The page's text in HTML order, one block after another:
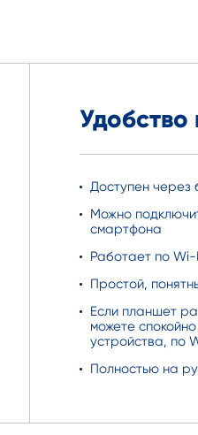
Удобство
Доступен через
Можно
смартфона
Работает по Wi-
Простой,
Если планшет
можете
устройства, по
Полностью на